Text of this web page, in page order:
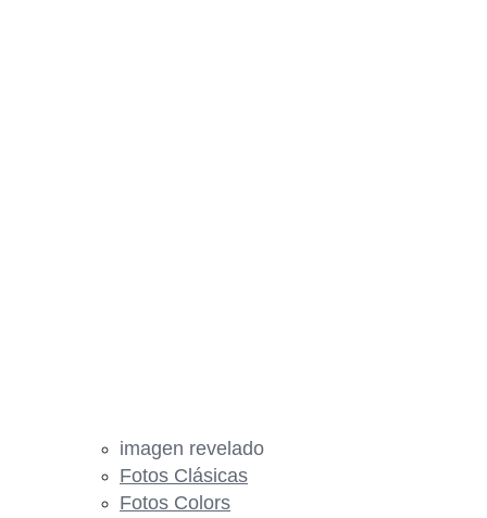
imagen revelado
Fotos Clásicas
Fotos Colors